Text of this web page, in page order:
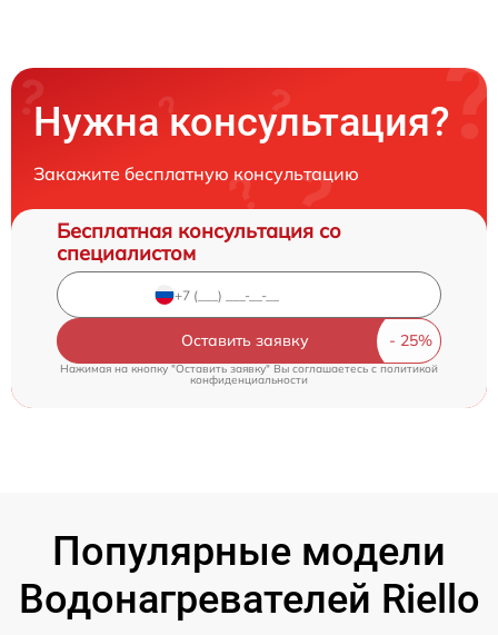
Нужна консультация?
Закажите бесплатную консультацию
Бесплатная консультация со
специалистом
Оставить заявку
Нажимая на кнопку "Оставить заявку" Вы соглашаетесь c политикой
конфиденциальности
Популярные модели
Водонагревателей Riello